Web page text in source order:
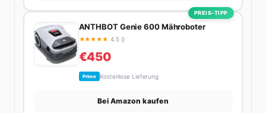
PREIS-TIPP
ANTHBOT Genie 600 Mähroboter
★★★★★ 4.5 ()
€450
Prime Kostenlose Lieferung
Bei Amazon kaufen